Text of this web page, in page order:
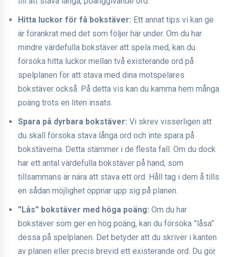
Hitta luckor för få bokstäver: Ett annat tips vi kan ge
är förankrat med det som följer här under. Om du har
mindre värdefulla bokstäver att spela med, kan du
försöka hitta luckor mellan två existerande ord på
spelplanen för att stava med dina motspelares
bokstäver också. På detta vis kan du kamma hem många
poäng trots en liten insats.
Spara på dyrbara bokstäver: Vi skrev visserligen att
du skall försöka stava långa ord och inte spara på
bokstäverna. Detta stämmer i de flesta fall. Om du dock
har ett antal värdefulla bokstäver på hand, som
tillsammans är nära att stava ett ord. Håll tag i dem å tills
en sådan möjlighet öppnar upp sig på planen.
”Lås” bokstäver med höga poäng: Om du har
bokstäver som ger en hög poäng, kan du försöka ”låsa”
dessa på spelplanen. Det betyder att du skriver i kanten
av planen eller precis brevid ett existerande ord. Du gör